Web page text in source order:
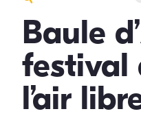
Baule
festival
l’air